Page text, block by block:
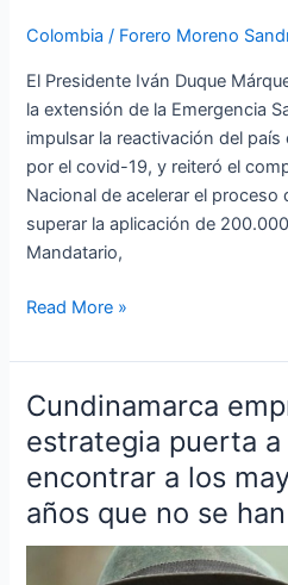
Colombia / Forero Moreno
El Presidente Iván Duque
la extensión de la Emergencia
impulsar la reactivación del
por el covid-19, y reiteró el
Nacional de acelerar el proceso
superar la aplicación de
Mandatario,
reactivación
del
país
Read More »
Cundinamarca
estrategia puerta
encontrar a los
años que no se
Cundinamarca
emprende
estrategia
puerta
a
puerta